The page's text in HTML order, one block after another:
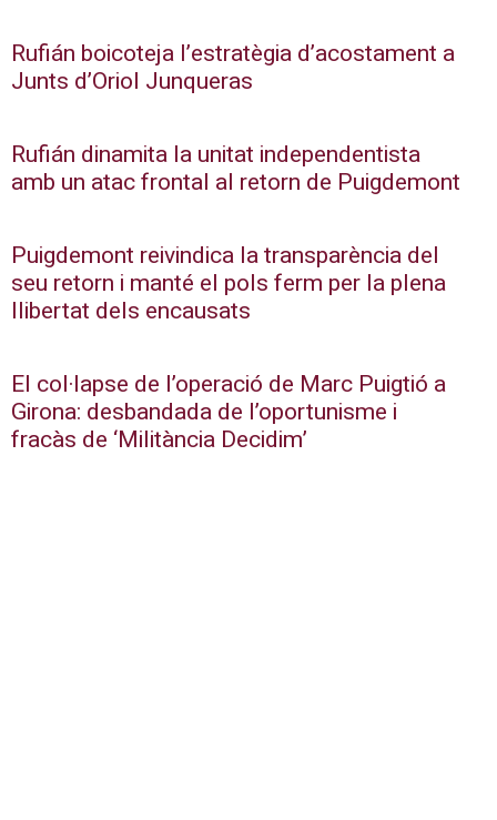
Rufián boicoteja l’estratègia d’acostament a
Junts d’Oriol Junqueras
Rufián dinamita la unitat independentista
amb un atac frontal al retorn de Puigdemont
Puigdemont reivindica la transparència del
seu retorn i manté el pols ferm per la plena
llibertat dels encausats
El col·lapse de l’operació de Marc Puigtió a
Girona: desbandada de l’oportunisme i
fracàs de ‘Militància Decidim’